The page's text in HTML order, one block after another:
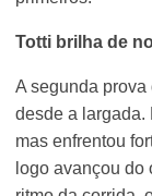
Totti brilha de
A segunda
desde a largada.
mas enfrentou
logo avançou do